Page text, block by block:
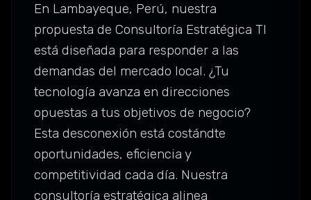
En Lambayeque, Perú, nuestra
propuesta de Consultoría Estratégica TI
está diseñada para responder a las
demandas del mercado local. ¿Tu
tecnología avanza en direcciones
opuestas a tus objetivos de negocio?
Esta desconexión está costándte
oportunidades, eficiencia y
competitividad cada día. Nuestra
consultoría estratégica alinea